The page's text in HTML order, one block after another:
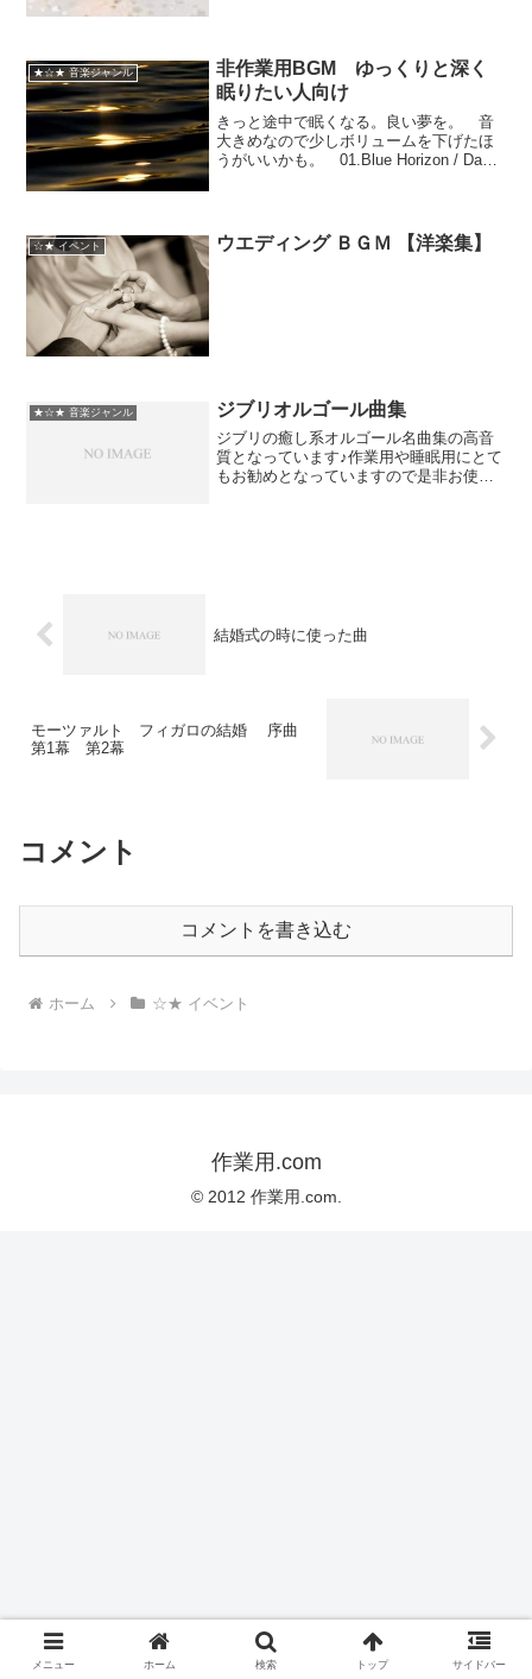
★☆★ 音楽ジャンル
非作業用BGM ゆっくりと深く
眠りたい人向け
きっと途中で眠くなる。良い夢を。 音
大きめなので少しボリュームを下げたほ
うがいいかも。 01.Blue Horizon / David
☆★ イベント ウエディング ＢＧＭ 【洋楽集】
★☆★ 音楽ジャンル ジブリオルゴール曲集
ジブリの癒し系オルゴール名曲集の高音
質となっています♪作業用や睡眠用にとて
もお勧めとなっていますので是非お使い
結婚式の時に使った曲
モーツァルト フィガロの結婚 序曲
第1幕 第2幕
コメント
コメントを書き込む
ホーム ☆★ イベント
作業用.com
© 2012 作業用.com.
メニュー ホーム 検索 トップ サイドバー